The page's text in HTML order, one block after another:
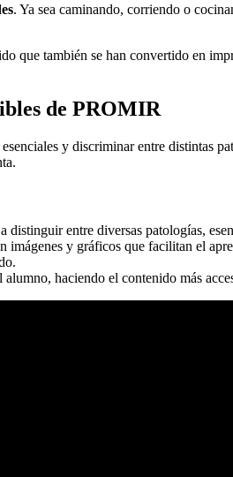
. Ya sea caminando, corriendo o
que también se han convertido en
de PROMIR
y discriminar entre distintas
distinguir entre diversas patologías,
y gráficos que facilitan el
alumno, haciendo el contenido más